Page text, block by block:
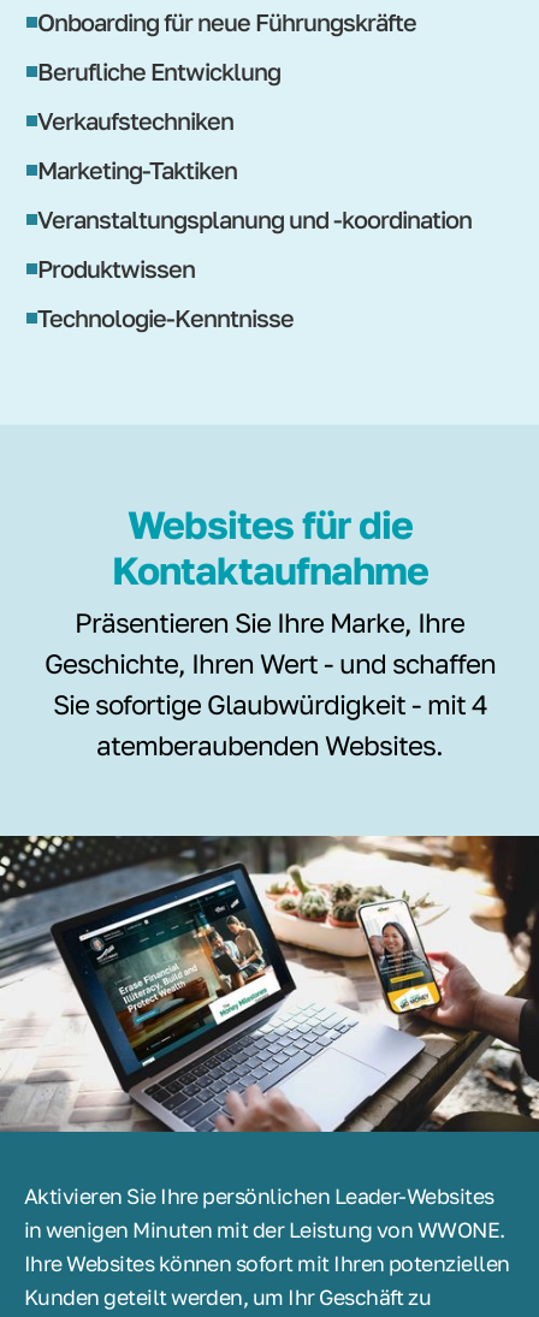
Onboarding für neue Führungskräfte
Berufliche Entwicklung
Verkaufstechniken
Marketing-Taktiken
Veranstaltungsplanung und -koordination
Produktwissen
Technologie-Kenntnisse
Websites für die
Kontaktaufnahme
Präsentieren Sie Ihre Marke, Ihre
Geschichte, Ihren Wert - und schaffen
Sie sofortige Glaubwürdigkeit - mit 4
atemberaubenden Websites.
Aktivieren Sie Ihre persönlichen Leader-Websites
in wenigen Minuten mit der Leistung von WWONE.
Ihre Websites können sofort mit Ihren potenziellen
Kunden geteilt werden, um Ihr Geschäft zu